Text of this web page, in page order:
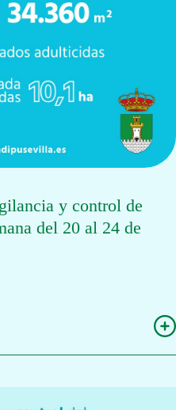
y control de
del 20 al 24 de